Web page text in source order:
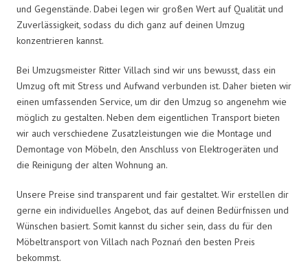
und Gegenstände. Dabei legen wir großen Wert auf Qualität und
Zuverlässigkeit, sodass du dich ganz auf deinen Umzug
konzentrieren kannst.
Bei Umzugsmeister Ritter Villach sind wir uns bewusst, dass ein
Umzug oft mit Stress und Aufwand verbunden ist. Daher bieten wir
einen umfassenden Service, um dir den Umzug so angenehm wie
möglich zu gestalten. Neben dem eigentlichen Transport bieten
wir auch verschiedene Zusatzleistungen wie die Montage und
Demontage von Möbeln, den Anschluss von Elektrogeräten und
die Reinigung der alten Wohnung an.
Unsere Preise sind transparent und fair gestaltet. Wir erstellen dir
gerne ein individuelles Angebot, das auf deinen Bedürfnissen und
Wünschen basiert. Somit kannst du sicher sein, dass du für den
Möbeltransport von Villach nach Poznań den besten Preis
bekommst.